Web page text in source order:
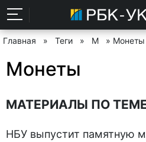
Главная » Теги » М » Монеты
Монеты
МАТЕРИАЛЫ ПО
НБУ выпустит памятную